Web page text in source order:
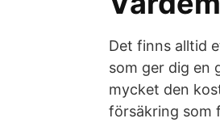
Det finns alltid
som ger dig en
mycket den
försäkring som